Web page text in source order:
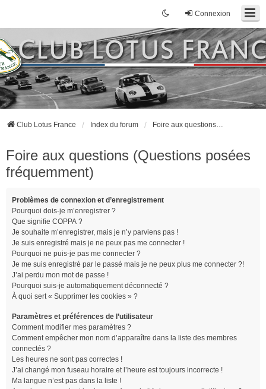
Connexion
Club Lotus France Index du forum Foire aux questions (Questions posées fréquemment)
Foire aux questions (Questions posées
fréquemment)
Problèmes de connexion et d’enregistrement
Pourquoi dois-je m’enregistrer ?
Que signifie COPPA ?
Je souhaite m’enregistrer, mais je n’y parviens pas !
Je suis enregistré mais je ne peux pas me connecter !
Pourquoi ne puis-je pas me connecter ?
Je me suis enregistré par le passé mais je ne peux plus me connecter ?!
J’ai perdu mon mot de passe !
Pourquoi suis-je automatiquement déconnecté ?
À quoi sert « Supprimer les cookies » ?
Paramètres et préférences de l’utilisateur
Comment modifier mes paramètres ?
Comment empêcher mon nom d’apparaître dans la liste des membres
connectés ?
Les heures ne sont pas correctes !
J’ai changé mon fuseau horaire et l’heure est toujours incorrecte !
Ma langue n’est pas dans la liste !